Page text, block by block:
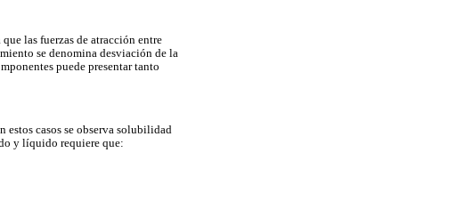
las fuerzas de atracción entre
se denomina desviación de la
puede presentar tanto
estos casos se observa solubilidad
y líquido requiere que: